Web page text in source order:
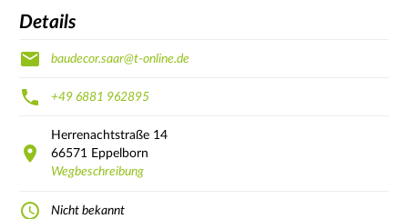
Details
baudecor.saar@t-online.de
+49 6881 962895
Herrenachtstraße 14
66571
Eppelborn
Wegbeschreibung
Nicht bekannt